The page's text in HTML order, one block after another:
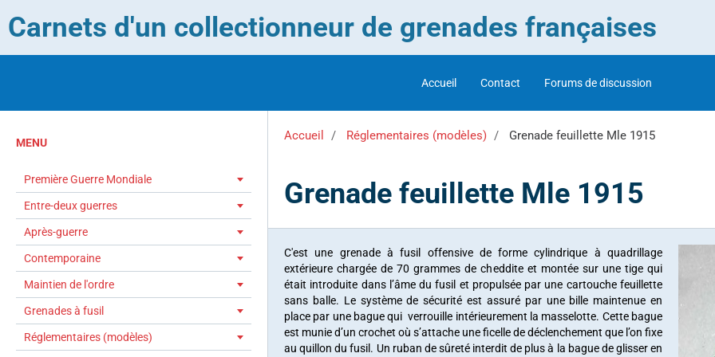
Carnets d'un collectionneur de grenades françaises
Accueil Contact Forums de discussion
Accueil Réglementaires (modèles) Grenade feuillette Mle 1915
Grenade feuillette Mle 1915
C'est une grenade à fusil offensive de forme cylindrique à quadrillage
extérieure chargée de 70 grammes de cheddite et montée sur une tige qui
était introduite dans l’âme du fusil et propulsée par une cartouche feuillette
sans balle. Le système de sécurité est assuré par une bille maintenue en
place par une bague qui verrouille intérieurement la masselotte. Cette bague
est munie d’un crochet où s’attache une ficelle de déclenchement que l’on fixe
au quillon du fusil. Un ruban de sûreté interdit de plus à la bague de glisser en
MENU
Première Guerre Mondiale
Entre-deux guerres
Après-guerre
Contemporaine
Maintien de l'ordre
Grenades à fusil
Réglementaires (modèles)